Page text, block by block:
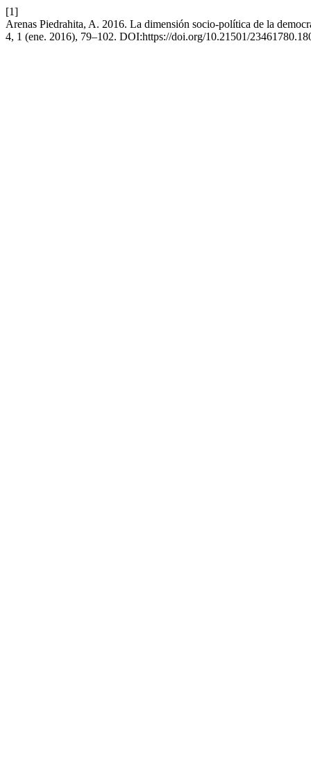
[1]
Arenas Piedrahita, A. 2016. La dimensión socio-política de la
4, 1 (ene. 2016), 79–102. DOI:https://doi.org/10.21501/